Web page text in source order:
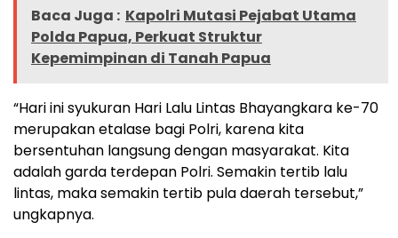
Baca Juga : Kapolri Mutasi Pejabat Utama
Polda Papua, Perkuat Struktur
Kepemimpinan di Tanah Papua
“Hari ini syukuran Hari Lalu Lintas Bhayangkara ke-70
merupakan etalase bagi Polri, karena kita
bersentuhan langsung dengan masyarakat. Kita
adalah garda terdepan Polri. Semakin tertib lalu
lintas, maka semakin tertib pula daerah tersebut,”
ungkapnya.